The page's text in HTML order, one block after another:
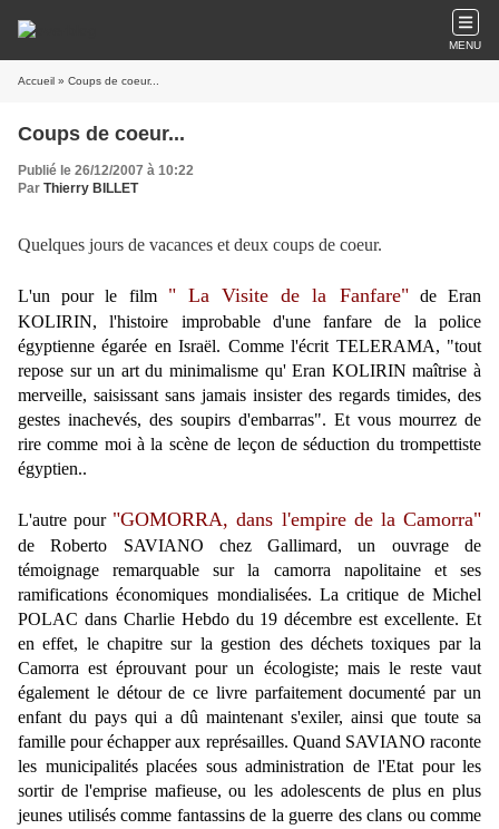
MENU
Accueil » Coups de coeur...
Coups de coeur...
Publié le 26/12/2007 à 10:22
Par Thierry BILLET
Quelques jours de vacances et deux coups de coeur.
L'un pour le film " La Visite de la Fanfare"
de Eran
KOLIRIN, l'histoire improbable d'une fanfare de la police
égyptienne égarée en Israël. Comme l'écrit TELERAMA, "tout
repose sur un art du minimalisme qu' Eran KOLIRIN maîtrise à
merveille, saisissant sans jamais insister des regards timides, des
gestes inachevés, des soupirs d'embarras". Et vous mourrez de
rire comme moi à la scène de leçon de séduction du trompettiste
égyptien..
L'autre pour "GOMORRA, dans l'empire de la Camorra"
de Roberto SAVIANO chez Gallimard, un ouvrage de
témoignage remarquable sur la camorra napolitaine et ses
ramifications économiques mondialisées. La critique de Michel
POLAC dans Charlie Hebdo du 19 décembre est excellente. Et
en effet, le chapitre sur la gestion des déchets toxiques par la
Camorra est éprouvant pour un écologiste; mais le reste vaut
également le détour de ce livre parfaitement documenté par un
enfant du pays qui a dû maintenant s'exiler, ainsi que toute sa
famille pour échapper aux représailles. Quand SAVIANO raconte
les municipalités placées sous administration de l'Etat pour les
sortir de l'emprise mafieuse, ou les adolescents de plus en plus
jeunes utilisés comme fantassins de la guerre des clans ou comme